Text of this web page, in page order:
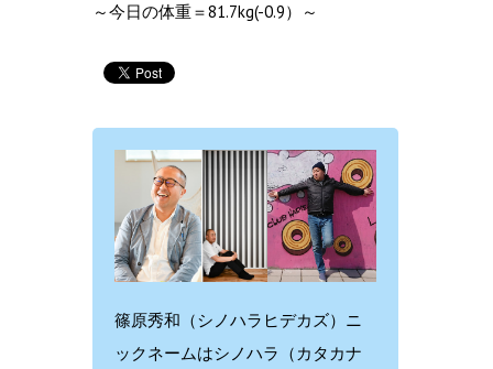
～今日の体重＝81.7kg(-0.9）～
篠原秀和（シノハラヒデカズ）ニ
ックネームはシノハラ（カタカナ